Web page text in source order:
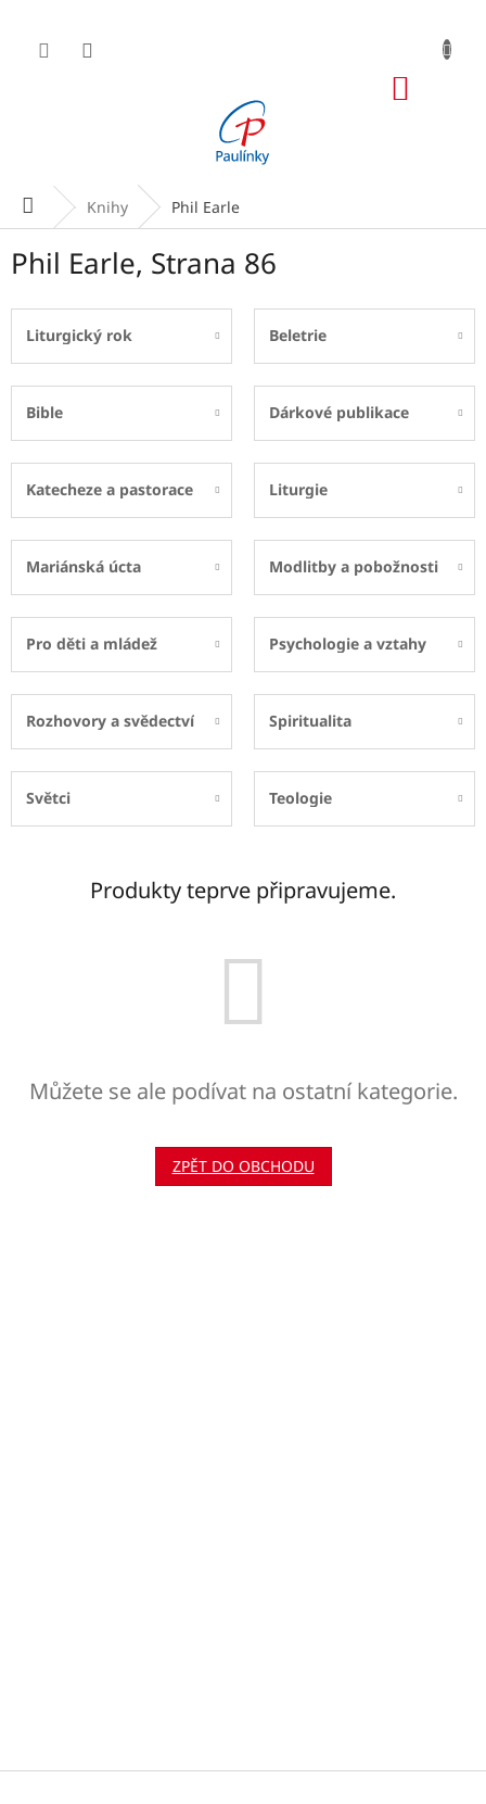
obsah
Domů Knihy Phil Earle
Phil Earle, Strana 86
Liturgický rok Beletrie
Bible Dárkové publikace
Katecheze a pastorace Liturgie
Mariánská úcta Modlitby a pobožnosti
Pro děti a mládež Psychologie a vztahy
Rozhovory a svědectví Spiritualita
Světci Teologie
Produkty teprve připravujeme.
Můžete se ale podívat na ostatní kategorie.
ZPĚT DO OBCHODU
Z